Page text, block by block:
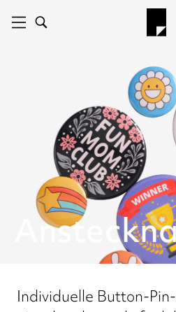
Individuelle Button-